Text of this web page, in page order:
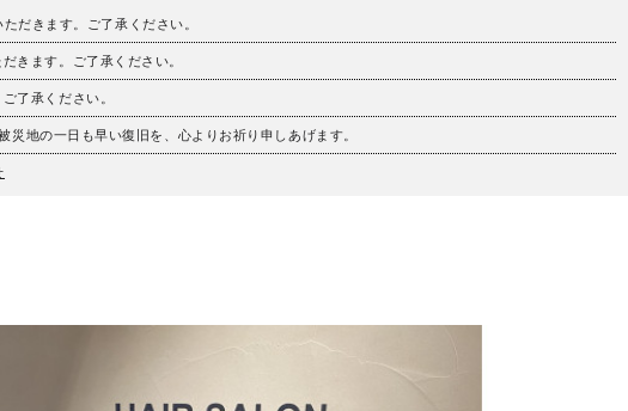
だきます。ご了承ください。
きます。ご了承ください。
了承ください。
地の一日も早い復旧を、心よりお祈り申しあげます。